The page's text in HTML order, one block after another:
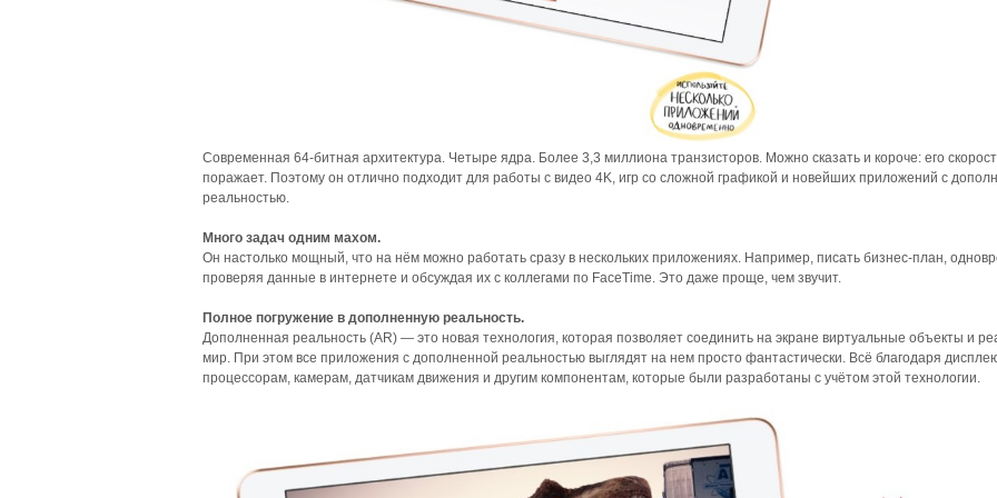
Современная 64‑битная архитектура. Четыре ядра. Более 3,3 миллиона транзисторов. Можно сказать и короче: его
поражает. Поэтому он отлично подходит для работы с видео 4K, игр со сложной графикой и новейших приложений с
реальностью.
Много задач одним махом.
Он настолько мощный, что на нём можно работать сразу в нескольких приложениях. Например, писать бизнес‑план,
проверяя данные в интернете и обсуждая их с коллегами по FaceTime. Это даже проще, чем звучит.
Полное погружение в дополненную реальность.
Дополненная реальность (AR) — это новая технология, которая позволяет соединить на экране виртуальные объекты и
мир. При этом все приложения с дополненной реальностью выглядят на нем просто фантастически. Всё благодаря
процессорам, камерам, датчикам движения и другим компонентам, которые были разработаны с учётом этой технологии.